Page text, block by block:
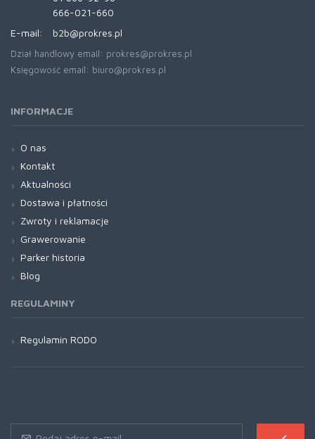
666-021-660
E-mail:
b2b@prokres.pl
Dział handlowy email: prokres@prokres.pl
Księgowość email: biuro@prokres.pl
INFORMACJE
O nas
Kontakt
Aktualności
Dostawa i płatności
Zwroty i reklamacje
Grawerowanie
Parker historia
Blog
REGULAMINY
Regulamin RODO